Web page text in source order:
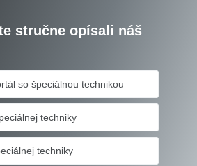
stručne opísali náš
so špeciálnou technikou
techniky
techniky